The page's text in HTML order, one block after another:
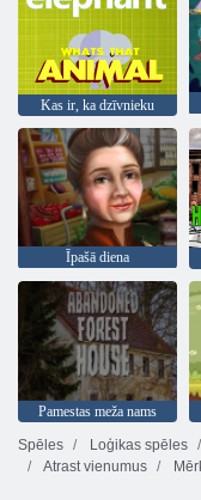
Kas ir, ka dzīvnieku
Īpašā diena
Pamestas meža nams
Spēles
Loģikas spēles
Atrast vienumus